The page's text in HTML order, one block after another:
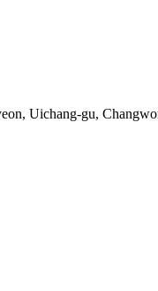
Uichang-gu,